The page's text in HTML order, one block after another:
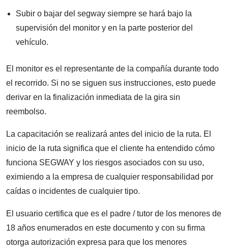
Subir o bajar del segway siempre se hará bajo la
supervisión del monitor y en la parte posterior del
vehículo.
El monitor es el representante de la compañía durante todo
el recorrido. Si no se siguen sus instrucciones, esto puede
derivar en la finalización inmediata de la gira sin
reembolso.
La capacitación se realizará antes del inicio de la ruta. El
inicio de la ruta significa que el cliente ha entendido cómo
funciona SEGWAY y los riesgos asociados con su uso,
eximiendo a la empresa de cualquier responsabilidad por
caídas o incidentes de cualquier tipo.
El usuario certifica que es el padre / tutor de los menores de
18 años enumerados en este documento y con su firma
otorga autorización expresa para que los menores